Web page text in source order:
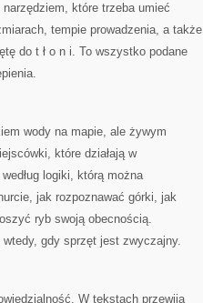
które trzeba umieć
tempie prowadzenia, a także
do t ł o n i. To wszystko podane
wody na mapie, ale żywym
które działają w
logiki, którą można
jak rozpoznawać górki, jak
ryb swoją obecnością.
wtedy, gdy sprzęt jest zwyczajny.
W tekstach przewija